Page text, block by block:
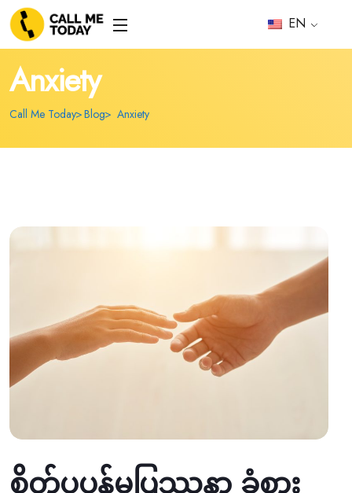
EN
Anxiety
Call Me Today Blog Anxiety
စိတ်ပူပန်မှုပြဿနာ ခံစား